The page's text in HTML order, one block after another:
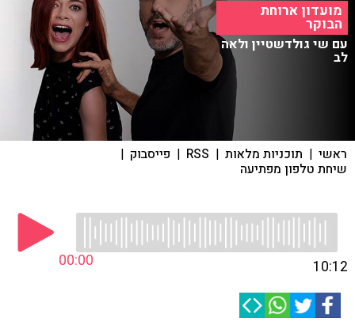
מועדון ארוחת
הבוקר
עם שי גולדשטיין ולאה
לב
ראשי | תוכניות מלאות |
RSS
| פייסבוק |
שיחת טלפון מפתיעה
00:00 10:12